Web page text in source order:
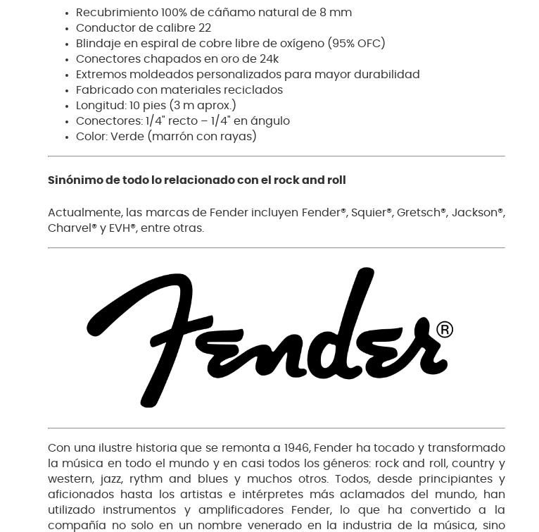
Recubrimiento 100% de cáñamo natural de 8 mm
Conductor de calibre 22
Blindaje en espiral de cobre libre de oxígeno (95% OFC)
Conectores chapados en oro de 24k
Extremos moldeados personalizados para mayor durabilidad
Fabricado con materiales reciclados
Longitud: 10 pies (3 m aprox.)
Conectores: 1/4" recto – 1/4" en ángulo
Color: Verde (marrón con rayas)
Sinónimo de todo lo relacionado con el rock and roll
Actualmente, las marcas de Fender incluyen Fender®, Squier®, Gretsch®, Jackson®,
Charvel® y EVH®, entre otras.
Con una ilustre historia que se remonta a 1946, Fender ha tocado y transformado
la música en todo el mundo y en casi todos los géneros: rock and roll, country y
western, jazz, rythm and blues y muchos otros. Todos, desde principiantes y
aficionados hasta los artistas e intérpretes más aclamados del mundo, han
utilizado instrumentos y amplificadores Fender, lo que ha convertido a la
compañía no solo en un nombre venerado en la industria de la música, sino